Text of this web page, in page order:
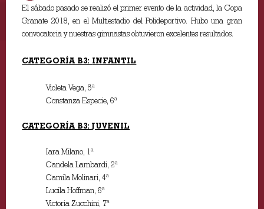
El sábado pasado se realizó el primer evento de la actividad, la Copa
Granate 2018, en el Multiestadio del Polideportivo. Hubo una gran
convocatoria y nuestras gimnastas obtuvieron excelentes resultados.
CATEGORÍA B3: INFANTIL
Violeta Vega, 5ª
Constanza Especie, 6ª
CATEGORÍA B3:JUVENIL
Iara Milano, 1ª
Candela Lambardi, 2ª
Camila Molinari, 4ª
Lucila Hoffman, 6ª
Victoria Zucchini, 7ª